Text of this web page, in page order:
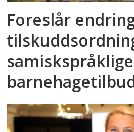
Foreslår
samiskspråklige